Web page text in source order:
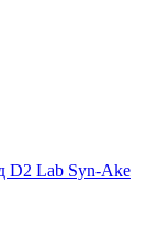
D2 Lab Syn-Ake